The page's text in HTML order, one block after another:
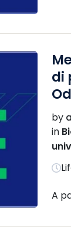
di
by
in
A